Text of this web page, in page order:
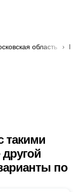
область
такими
по